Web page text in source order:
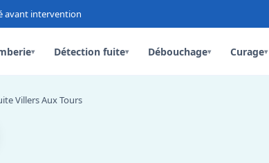
avant intervention
▾ Détection fuite▾ Débouchage▾ Curage▾
Villers Aux Tours